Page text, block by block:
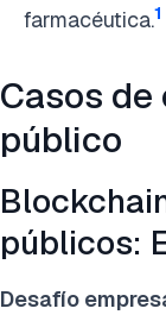
farmacéutica.1
Casos
público
públicos:
Desafío